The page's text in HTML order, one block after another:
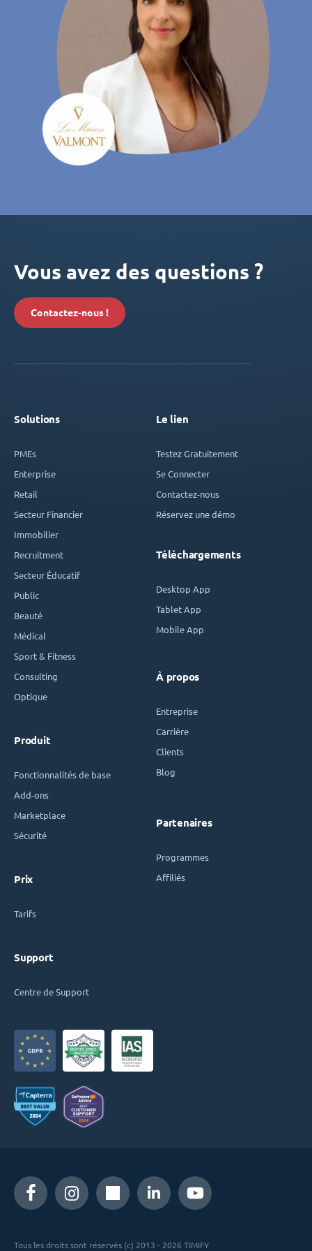
Vous avez des questions ?
Contactez-nous !
Solutions
PMEs
Enterprise
Retail
Secteur Financier
Immobilier
Recruitment
Secteur Éducatif
Public
Beauté
Médical
Sport & Fitness
Consulting
Optique
Produit
Fonctionnalités de base
Add-ons
Marketplace
Sécurité
Prix
Tarifs
Support
Centre de Support
Le lien
Testez Gratuitement
Se Connecter
Contactez-nous
Réservez une démo
Téléchargements
Desktop App
Tablet App
Mobile App
À propos
Entreprise
Carrière
Clients
Blog
Partenaires
Programmes
Affiliés
Tous les droits sont réservés (c) 2013 - 2026 TIMIFY